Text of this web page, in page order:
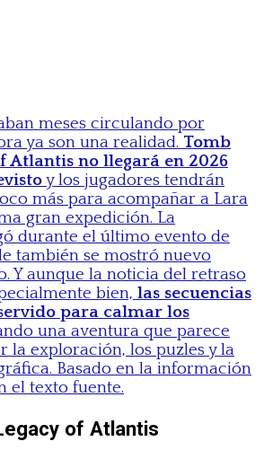
meses circulando por
ya son una realidad. Tomb
Atlantis no llegará en 2026
y los jugadores tendrán
más para acompañar a Lara
gran expedición. La
durante el último evento de
también se mostró nuevo
Y aunque la noticia del retraso
bien, las secuencias
para calmar los
una aventura que parece
la exploración, los puzles y la
Basado en la información
el texto fuente.
of Atlantis